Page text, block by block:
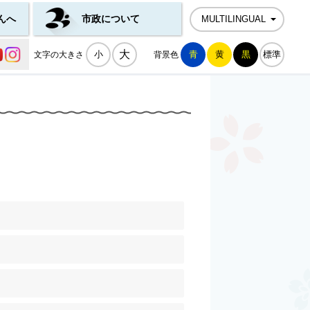
へ 市政について MULTILINGUAL
文字の大きさ 小 大 背景色 青 黄 黒 標準